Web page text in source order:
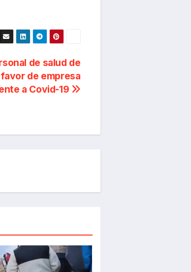
de salud de
de empresa
a Covid-19